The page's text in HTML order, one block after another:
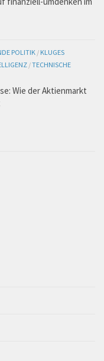
POLITIK / KLUGES
/TECHNISCHE
Wie der Aktienmarkt